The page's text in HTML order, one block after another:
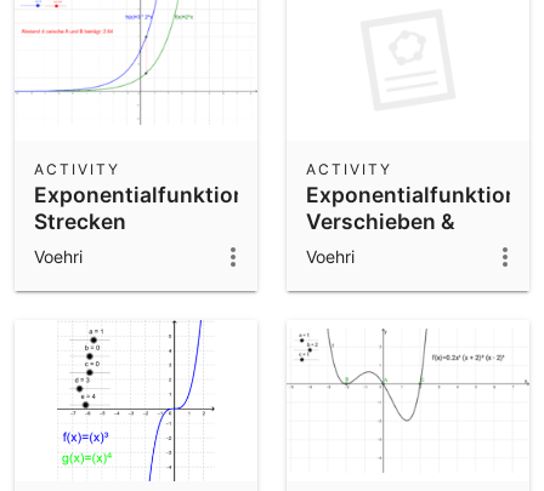
Exponentialfunktion
Strecken
ACTIVITY
Voehri
Exponentialfunktion
Verschieben &
Strecken
ACTIVITY
Voehri